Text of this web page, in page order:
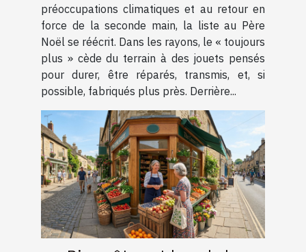
préoccupations climatiques et au retour en
force de la seconde main, la liste au Père
Noël se réécrit. Dans les rayons, le « toujours
plus » cède du terrain à des jouets pensés
pour durer, être réparés, transmis, et, si
possible, fabriqués plus près. Derrière...